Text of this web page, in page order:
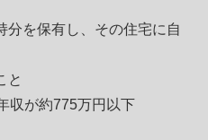
分を保有し、その住宅に自
と
収が約775万円以下